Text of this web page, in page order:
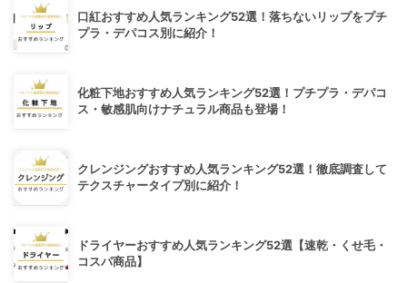
口紅おすすめ人気ランキング52選！落ちないリップをプチ
プラ・デパコス別に紹介！
化粧下地おすすめ人気ランキング52選！プチプラ・デパコ
ス・敏感肌向けナチュラル商品も登場！
クレンジングおすすめ人気ランキング52選！徹底調査して
テクスチャータイプ別に紹介！
ドライヤーおすすめ人気ランキング52選【速乾・くせ毛・
コスパ商品】